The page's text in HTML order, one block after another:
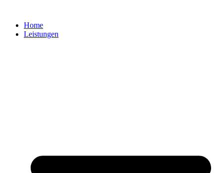
springenHome
Leistungen